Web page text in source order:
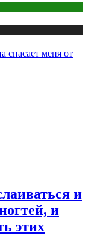
спасает меня от
и
и
этих